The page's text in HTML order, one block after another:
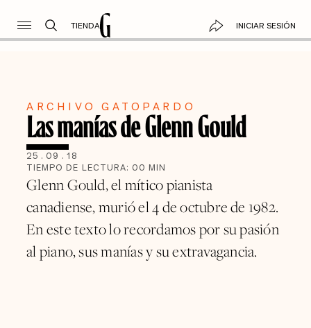
TIENDA INICIAR SESIÓN
ARCHIVO GATOPARDO
Las manías de Glenn Gould
25 . 09 . 18
TIEMPO DE LECTURA: 00 MIN
Glenn Gould, el mítico pianista
canadiense, murió el 4 de octubre de 1982.
En este texto lo recordamos por su pasión
al piano, sus manías y su extravagancia.